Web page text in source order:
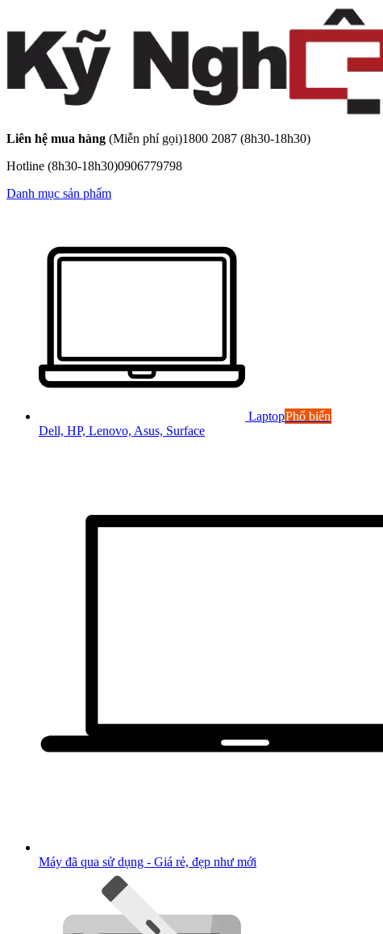
Liên hệ mua hàng (Miễn phí gọi)1800 2087 (8h30-18h30)
Hotline (8h30-18h30)0906779798
Danh mục sản phẩm
LaptopPhổ biến
Dell, HP, Lenovo, Asus, Surface
Máy đã qua sử dụng - Giá rẻ, đẹp như mới